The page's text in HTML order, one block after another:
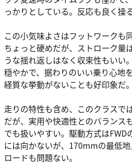
っかりとしている。反応も良く操
この小気味よさはフットワークも
ちょっと硬めだが、ストローク量
うな揺れ返しはなく収束性もいい
穏やかで、据わりのいい乗り心地
経質な挙動がないことも好印象だ。
走りの特性も含め、このクラスで
だが、実用や快適性とのバランス
でも扱いやすい。駆動方式はFWD
には向かないが、170mmの最低
ロードも問題ない。